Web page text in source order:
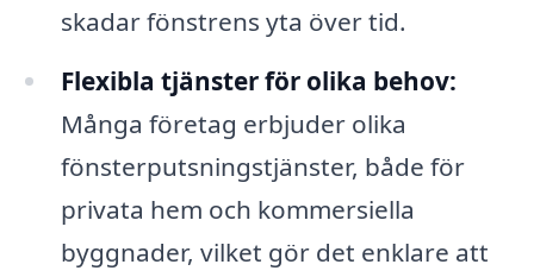
skadar fönstrens yta över tid.
Flexibla tjänster för olika behov:
Många företag erbjuder olika
fönsterputsningstjänster, både för
privata hem och kommersiella
byggnader, vilket gör det enklare att